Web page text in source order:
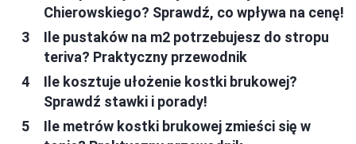
Chierowskiego? Sprawdź, co wpływa na cenę!
Ile pustaków na m2 potrzebujesz do stropu
teriva? Praktyczny przewodnik
Ile kosztuje ułożenie kostki brukowej?
Sprawdź stawki i porady!
Ile metrów kostki brukowej zmieści się w